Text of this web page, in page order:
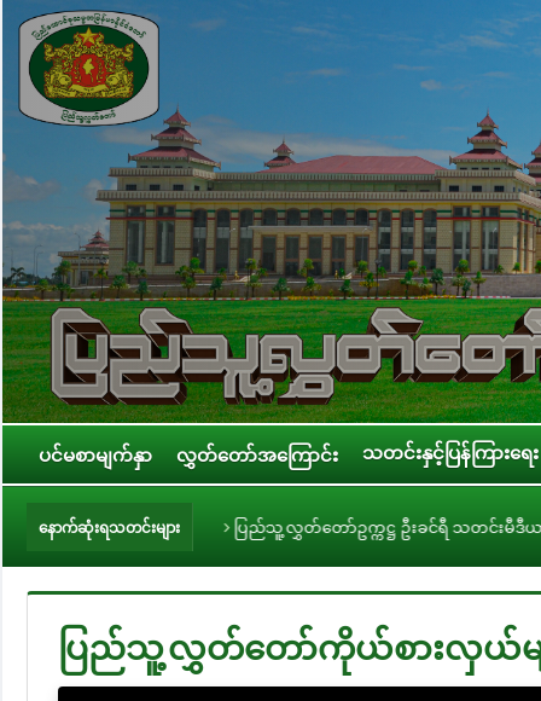
ပင်မစာမျက်နှာ လွှတ်တော်အကြောင်း သတင်းနှင့်ပြန်ကြားရေး
နောက်ဆုံးရသတင်းများ
ပြည်သူ့လွှတ်တော်ဥက္ကဋ္ဌ ဦးခင်ရီ သတင်းမီဒီယာများနှင့် တွေ့ဆုံ
ပြည်သူ့လွှတ်တော်ကိုယ်စားလှယ်များ